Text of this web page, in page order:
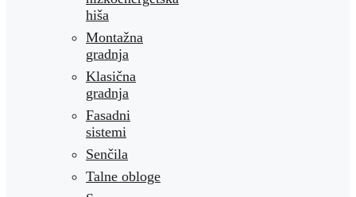
hiša
Montažna
gradnja
Klasična
gradnja
Fasadni
sistemi
Senčila
Talne obloge